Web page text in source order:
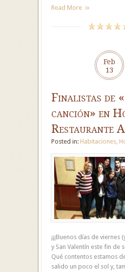
Read More
Feb
13
Finalistas de
canción» en
Restaurante
Posted in: Habitaciones,
¡¡¡Buenos días de viernes
y San Valentín este fin de
Qué contentos estamos
salido un poco el sol y,